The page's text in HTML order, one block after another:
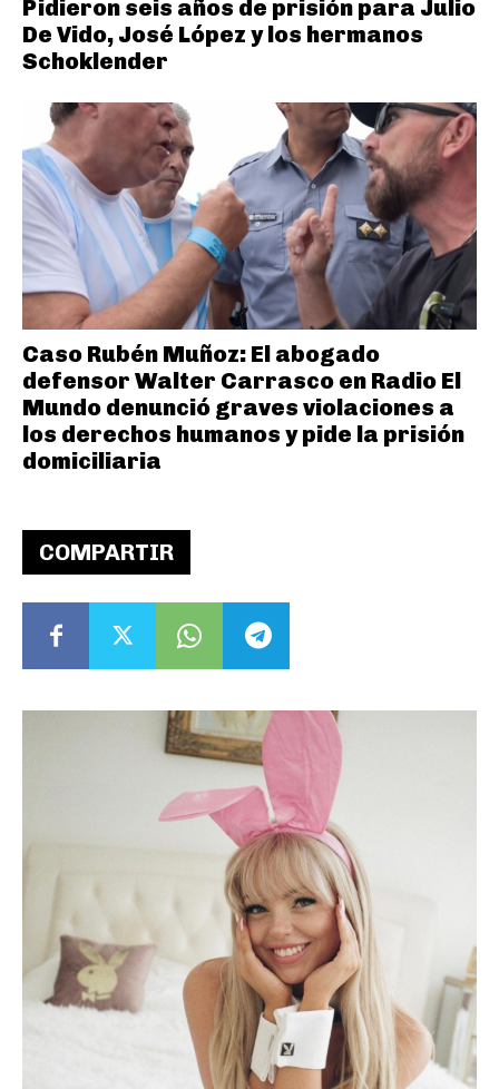
COMPARTIR
Pidieron seis años de prisión para Julio
De Vido, José López y los hermanos
Schoklender
Caso Rubén Muñoz: El abogado
defensor Walter Carrasco en Radio El
Mundo denunció graves violaciones a
los derechos humanos y pide la prisión
domiciliaria